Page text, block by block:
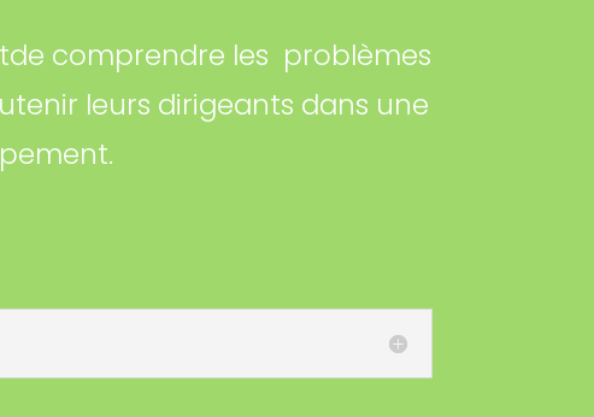
comprendre les problèmes
leurs dirigeants dans une